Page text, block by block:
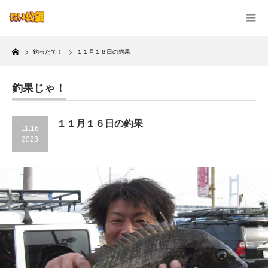
Home
釣ったで！ １１月１６日の釣果
釣果じゃ！
11.16
2023
１１月１６日の釣果